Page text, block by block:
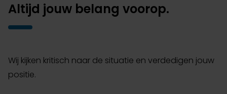
Altijd jouw belang voorop.
Wij kijken kritisch naar de situatie en verdedigen jouw
positie.